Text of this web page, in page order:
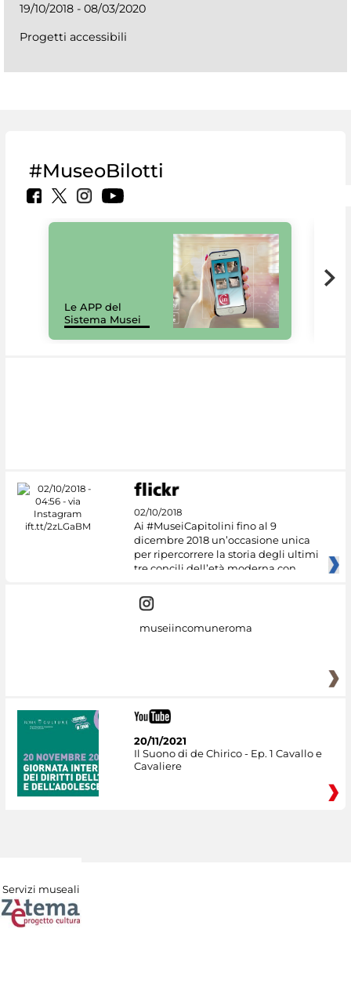
19/10/2018 - 08/03/2020
Progetti accessibili
#MuseoBilotti
Le APP del
Sistema Musei
02/10/2018
Ai #MuseiCapitolini fino al 9
dicembre 2018 un’occasione unica
per ripercorrere la storia degli ultimi
tre concili dell’età moderna con
museiincomuneroma
20/11/2021
Il Suono di de Chirico - Ep. 1 Cavallo e
Cavaliere
Servizi museali